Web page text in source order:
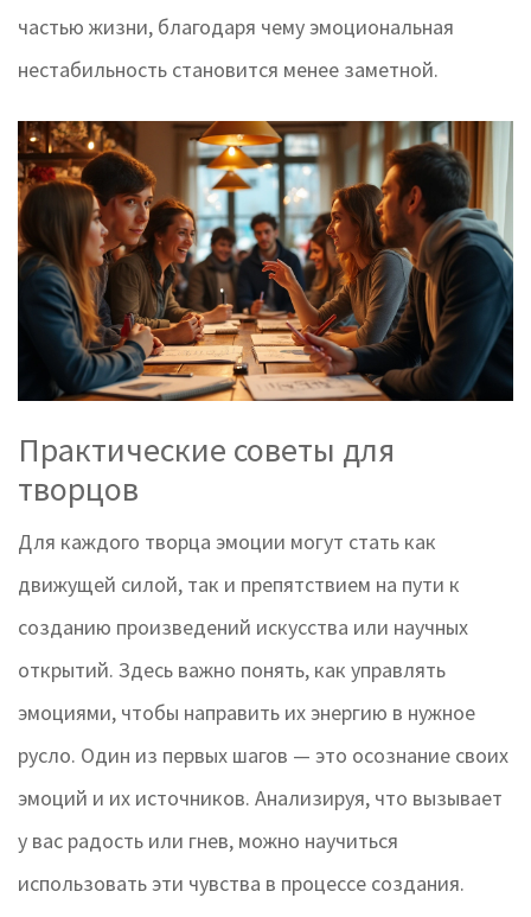
частью жизни, благодаря чему эмоциональная
нестабильность становится менее заметной.
Практические советы для
творцов
Для каждого творца эмоции могут стать как
движущей силой, так и препятствием на пути к
созданию произведений искусства или научных
открытий. Здесь важно понять, как управлять
эмоциями, чтобы направить их энергию в нужное
русло. Один из первых шагов — это осознание своих
эмоций и их источников. Анализируя, что вызывает
у вас радость или гнев, можно научиться
использовать эти чувства в процессе создания.